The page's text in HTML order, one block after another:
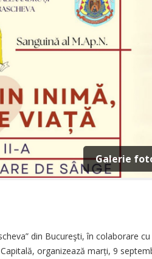
Galerie
din Bucureşti, în colaborare
organizează marți, 9